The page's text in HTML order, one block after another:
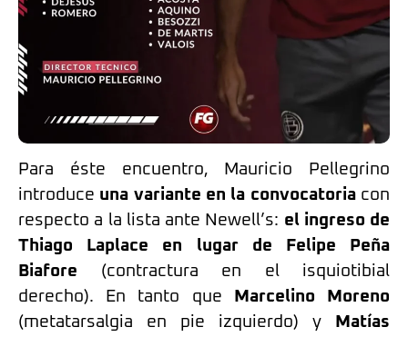
Para éste encuentro, Mauricio Pellegrino
introduce una variante en la convocatoriacon
respecto a la lista ante Newell’s: el ingreso de
Thiago Laplace en lugar de Felipe Peña
Biafore (contractura en el isquiotibial
derecho). En tanto que
Marcelino Moreno
(metatarsalgia en pie izquierdo) y
Matías